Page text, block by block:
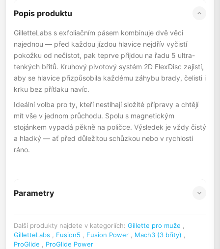
Popis produktu
GilletteLabs s exfoliačním pásem kombinuje dvě věci
najednou — před každou jízdou hlavice nejdřív vyčistí
pokožku od nečistot, pak teprve přijdou na řadu 5 ultra-
tenkých břitů. Kruhový pivotový systém 2D FlexDisc zajistí,
aby se hlavice přizpůsobila každému záhybu brady, čelisti i
krku bez přítlaku navíc.
Ideální volba pro ty, kteří nestíhají složité přípravy a chtějí
mít vše v jednom průchodu. Spolu s magnetickým
stojánkem vypadá pěkně na poličce. Výsledek je vždy čistý
a hladký — ať před důležitou schůzkou nebo v rychlosti
ráno.
Parametry
Další produkty najdete v kategoriích: Gillette pro muže
GilletteLabs
Fusion5 Fusion Power Mach3 (3 břity)
ProGlide
ProGlide Power